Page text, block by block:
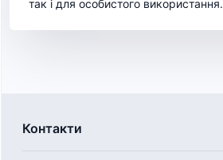
так і для особистого використання.
Контакти